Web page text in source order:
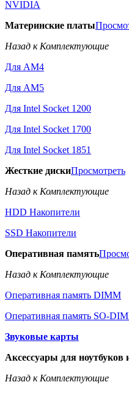
NVIDIA
Материнские платы
Назад к Комплектующие
Для AM4
Для AM5
Для Intel Socket 1200
Для Intel Socket 1700
Для Intel Socket 1851
Жесткие дискиПросмотреть
Назад к Комплектующие
HDD Накопители
SSD Накопители
Оперативная память
Назад к Комплектующие
Оперативная память DIMM
Оперативная память SO-
Звуковые карты
Аксессуары для ноутбуков
Назад к Комплектующие